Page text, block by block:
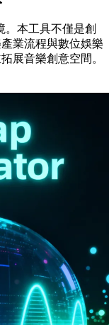
。本工具不僅是創
業流程與數位娛樂
展音樂創意空間。